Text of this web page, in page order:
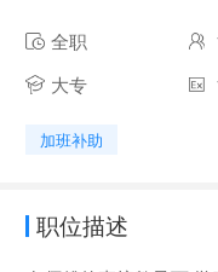
全职
大专
加班补助
职位描述